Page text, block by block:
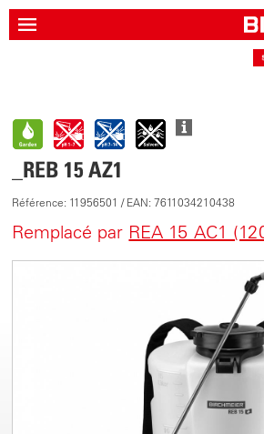
_REB 15 AZ1
Référence: 11956501 / EAN: 7611034210438
Remplacé par REA 15 AC1